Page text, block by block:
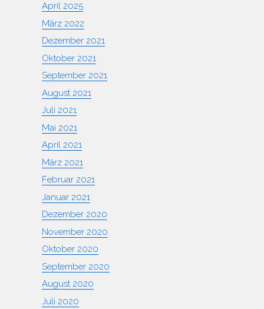
April 2025
März 2022
Dezember 2021
Oktober 2021
September 2021
August 2021
Juli 2021
Mai 2021
April 2021
März 2021
Februar 2021
Januar 2021
Dezember 2020
November 2020
Oktober 2020
September 2020
August 2020
Juli 2020